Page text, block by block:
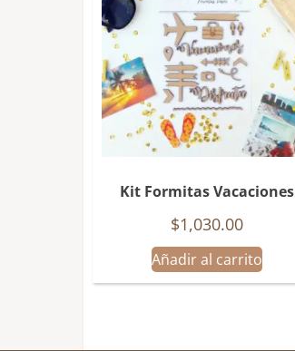
Kit Formitas Vacaciones
$1,030.00
Añadir al carrito